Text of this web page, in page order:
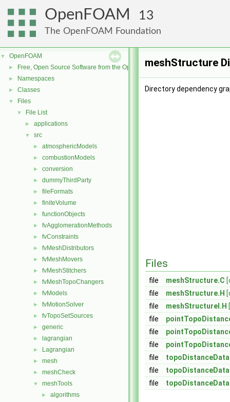
OpenFOAM 13
The OpenFOAM Foundation
▼ OpenFOAM
► Free, Open Source Software from the OpenFOAM Foundation
► Namespaces
► Classes
▼ Files
▼ File List
► applications
▼ src
► atmosphericModels
► combustionModels
► conversion
► dummyThirdParty
► fileFormats
► finiteVolume
► functionObjects
► fvAgglomerationMethods
► fvConstraints
► fvMeshDistributors
► fvMeshMovers
► fvMeshStitchers
► fvMeshTopoChangers
► fvModels
► fvMotionSolver
► fvTopoSetSources
► generic
► lagrangian
► Lagrangian
► mesh
► meshCheck
▼ meshTools
► algorithms
meshStructure
Directory dependency
Files
file meshStructure.C
file
meshStructure.H
file
meshStructureI.H
file
file
file
file
file
file